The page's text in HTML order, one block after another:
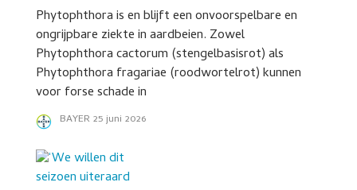
Phytophthora is en blijft een onvoorspelbare en
ongrijpbare ziekte in aardbeien. Zowel
Phytophthora cactorum (stengelbasisrot) als
Phytophthora fragariae (roodwortelrot) kunnen
voor forse schade in
BAYER 25 juni 2026